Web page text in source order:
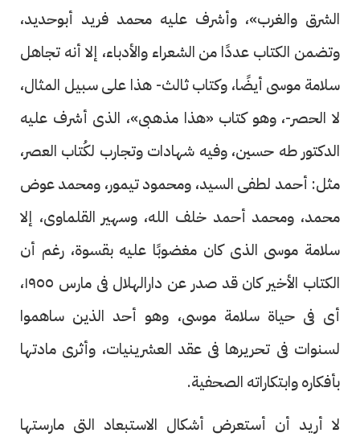
الشرق والغرب»، وأشرف عليه محمد فريد أبوحديد،
وتضمن الكتاب عددًا من الشعراء والأدباء، إلا أنه تجاهل
سلامة موسى أيضًا، وكتاب ثالث- هذا على سبيل المثال،
لا الحصر-، وهو كتاب «هذا مذهبى»، الذى أشرف عليه
الدكتور طه حسين، وفيه شهادات وتجارب لكُتاب العصر،
مثل: أحمد لطفى السيد، ومحمود تيمور، ومحمد عوض
محمد، ومحمد أحمد خلف الله، وسهير القلماوى، إلا
سلامة موسى الذى كان مغضوبًا عليه بقسوة، رغم أن
الكتاب الأخير كان قد صدر عن دارالهلال فى مارس ١٩٥٥،
أى فى حياة سلامة موسى، وهو أحد الذين ساهموا
لسنوات فى تحريرها فى عقد العشرينيات، وأثرى مادتها
بأفكاره وابتكاراته الصحفية.
لا أريد أن أستعرض أشكال الاستبعاد التى مارستها